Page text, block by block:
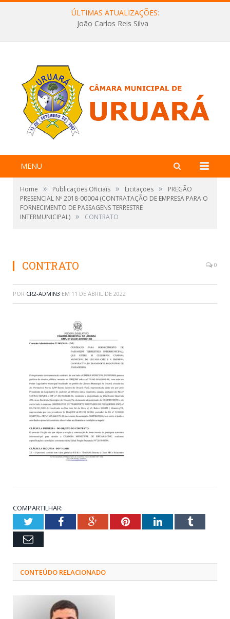
ÚLTIMAS ATUALIZAÇÕES:
João Carlos Reis Silva
MENU
Home » Publicações Oficiais » Licitações »
PREGÃO
PRESENCIAL Nº 2018-00004 (CONTRATAÇÃO DE EMPRESA PARA O
FORNECIMENTO DE PASSAGENS TERRESTRE
INTERMUNICIPAL) » CONTRATO
CONTRATO 0
POR CR2-ADMIN3 EM 11 DE ABRIL DE 2022
COMPARTILHAR:
TwitterFacebookGoogle+PinterestLinkedInTumblr
Email
CONTEÚDO RELACIONADO